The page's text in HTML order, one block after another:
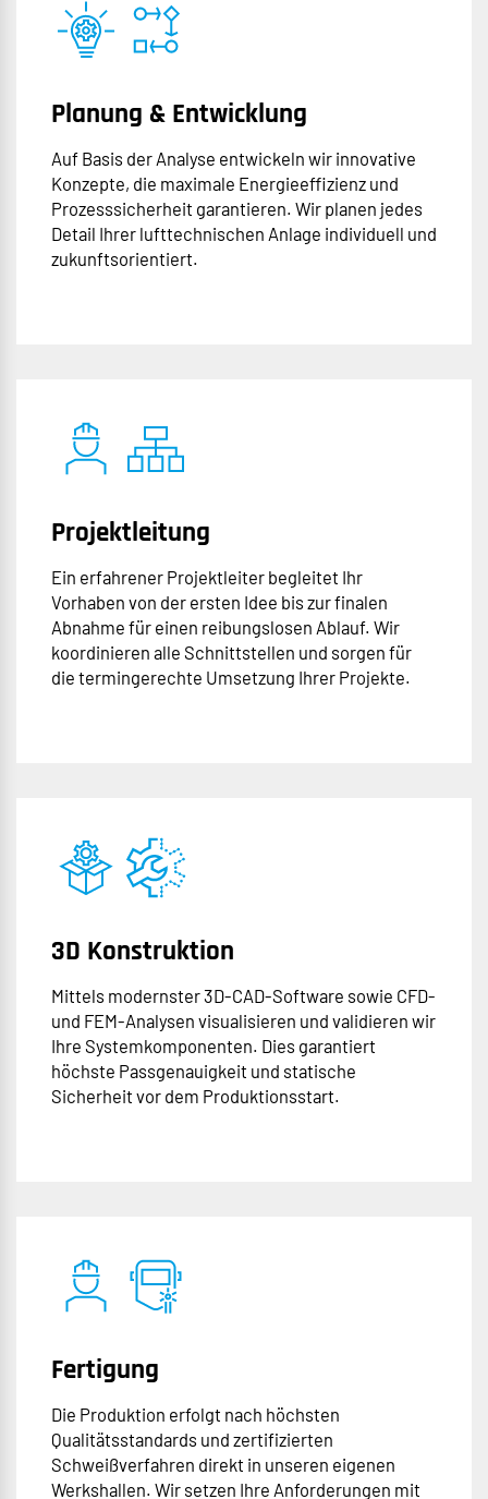
Planung & Entwicklung
Auf Basis der Analyse entwickeln wir innovative
Konzepte, die maximale Energieeffizienz und
Prozesssicherheit garantieren. Wir planen jedes
Detail Ihrer lufttechnischen Anlage individuell und
zukunftsorientiert.
Projektleitung
Ein erfahrener Projektleiter begleitet Ihr
Vorhaben von der ersten Idee bis zur finalen
Abnahme für einen reibungslosen Ablauf. Wir
koordinieren alle Schnittstellen und sorgen für
die termingerechte Umsetzung Ihrer Projekte.
3D Konstruktion
Mittels modernster 3D-CAD-Software sowie CFD-
und FEM-Analysen visualisieren und validieren wir
Ihre Systemkomponenten. Dies garantiert
höchste Passgenauigkeit und statische
Sicherheit vor dem Produktionsstart.
Fertigung
Die Produktion erfolgt nach höchsten
Qualitätsstandards und zertifizierten
Schweißverfahren direkt in unseren eigenen
Werkshallen. Wir setzen Ihre Anforderungen mit